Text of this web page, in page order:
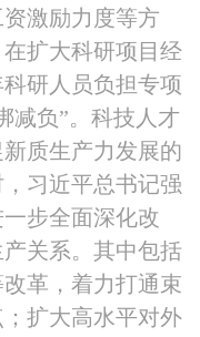
激励力度等方
扩大科研项目经
研人员负担专项
减负”。科技人才
质生产力发展的
习近平总书记强
步全面深化改
关系。其中包括
革，着力打通束
扩大高水平对外